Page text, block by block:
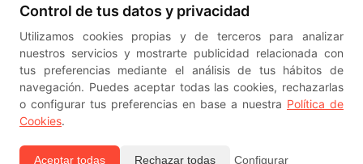
Powered by
Translate
Diseño web creado por Erick
© ElSevillista.es - Información sobre
el Sevilla FC, Sevilla Atlético, Sevilla Femenino y su Cantera
-- --
Control de tus datos y privacidad
Utilizamos cookies propias y de terceros para analizar
nuestros servicios y mostrarte publicidad relacionada con
tus preferencias mediante el análisis de tus hábitos de
navegación. Puedes aceptar todas las cookies, rechazarlas
o configurar tus preferencias en base a nuestra Política de
Cookies.
Aceptar todas Rechazar todas Configurar
2026